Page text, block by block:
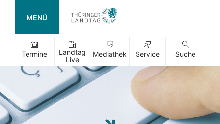
MENÜ
Termine
Landtag
Live
Mediathek Service Suche